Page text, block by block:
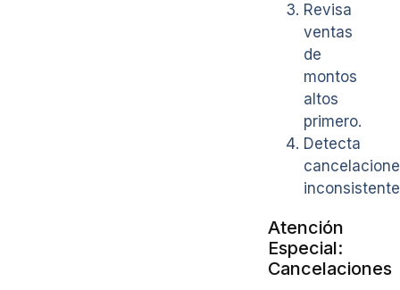
Revisa
ventas
de
montos
altos
primero.
Detecta
Atención
Especial:
Cancelaciones